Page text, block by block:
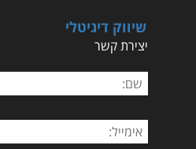
שיווק דיגיטלי
יצירת קשר